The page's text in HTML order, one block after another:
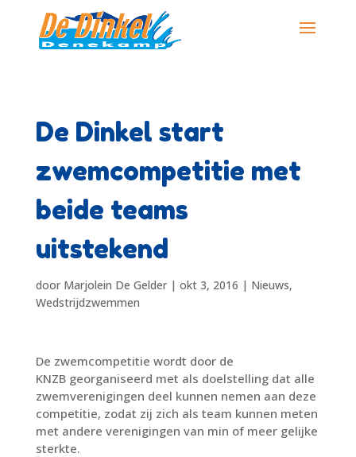
De Dinkel start
zwemcompetitie met
beide teams
uitstekend
door Marjolein De Gelder| okt 3, 2016 | Nieuws,
Wedstrijdzwemmen
De zwemcompetitie wordt door de
KNZB georganiseerd met als doelstelling dat alle
zwemverenigingen deel kunnen nemen aan deze
competitie, zodat zij zich als team kunnen meten
met andere verenigingen van min of meer gelijke
sterkte.